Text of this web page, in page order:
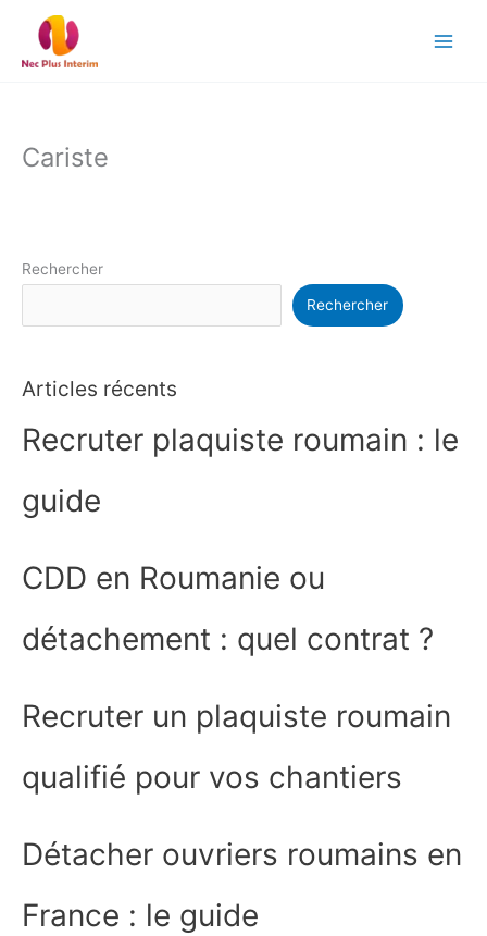
contenu
Cariste
Rechercher
Rechercher
Articles récents
Recruter plaquiste roumain : le
guide
CDD en Roumanie ou
détachement : quel contrat ?
Recruter un plaquiste roumain
qualifié pour vos chantiers
Détacher ouvriers roumains en
France : le guide